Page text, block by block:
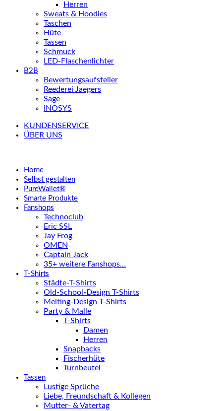
Herren
Sweats & Hoodies
Taschen
Hüte
Tassen
Schmuck
LED-Flaschenlichter
B2B
Bewertungsaufsteller
Reederei Jaegers
Sage
INOSYS
KUNDENSERVICE
ÜBER UNS
Home
Selbst gestalten
PureWallet®
Smarte Produkte
Fanshops
Technoclub
Eric SSL
Jay Frog
OMEN
Captain Jack
35+ weitere Fanshops…
T-Shirts
Städte-T-Shirts
Old-School-Design T-Shirts
Melting-Design T-Shirts
Party & Malle
T-Shirts
Damen
Herren
Snapbacks
Fischerhüte
Turnbeutel
Tassen
Lustige Sprüche
Liebe, Freundschaft & Kollegen
Mutter- & Vatertag